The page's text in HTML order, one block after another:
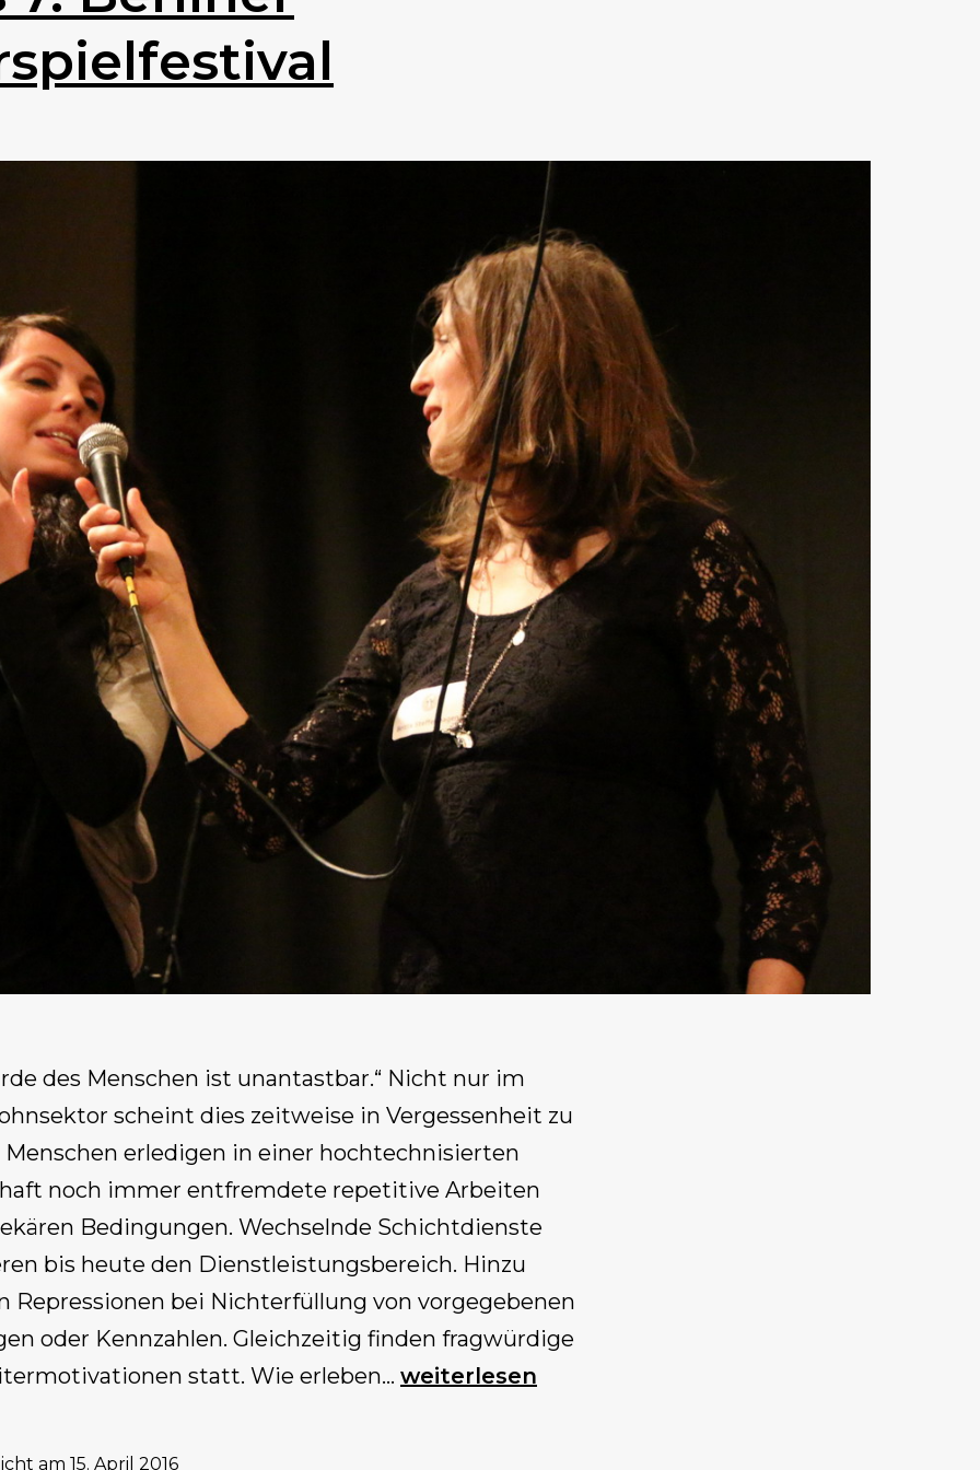
des Menschen ist unantastbar.“ Nicht nur im
scheint dies zeitweise in Vergessenheit zu
Menschen erledigen in einer hochtechnisierten
noch immer entfremdete repetitive Arbeiten
Bedingungen. Wechselnde Schichtdienste
bis heute den Dienstleistungsbereich. Hinzu
Repressionen bei Nichterfüllung von vorgegebenen
oder Kennzahlen. Gleichzeitig finden fragwürdige
statt. Wie erleben… Born
weiterlesen
am 15. April 2016